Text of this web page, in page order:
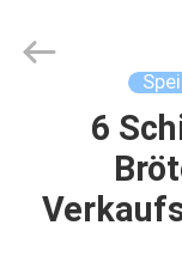
PRODUKTE
equipments
limited.
6